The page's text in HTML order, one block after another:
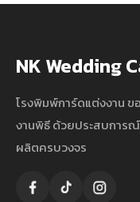
NK Wedding
โรงพิมพ์การ์ดแต่งงาน ข
งานพิธี ด้วยประสบการ
ผลิตครบวงจร